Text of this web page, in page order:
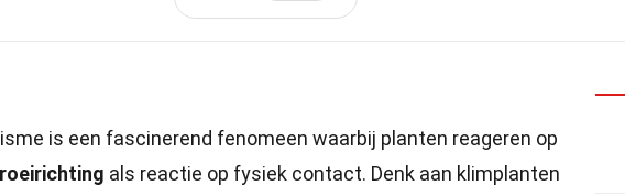
is een fascinerend fenomeen waarbij planten reageren op
als reactie op fysiek contact. Denk aan klimplanten